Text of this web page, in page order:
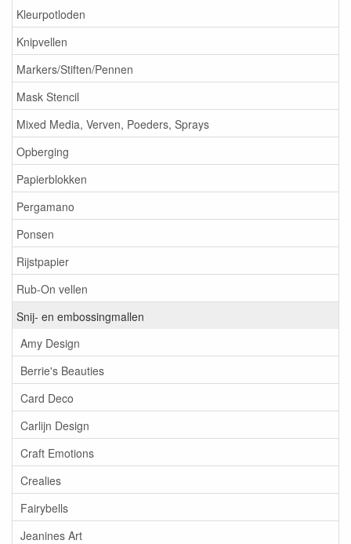
Kleurpotloden
Knipvellen
Markers/Stiften/Pennen
Mask Stencil
Mixed Media, Verven, Poeders, Sprays
Opberging
Papierblokken
Pergamano
Ponsen
Rijstpapier
Rub-On vellen
Snij- en embossingmallen
Amy Design
Berrie's Beauties
Card Deco
Carlijn Design
Craft Emotions
Crealies
Fairybells
Jeanines Art